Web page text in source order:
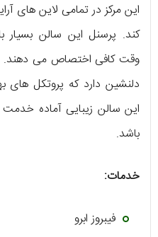
این مرکز در تمامی لاین های
کند. پرسنل این سالن بسیار
وقت کافی اختصاص می دهند.
دلنشین دارد که پروتکل
این سالن زیبایی آماده
باشد.
خدمات:
فیبروز ابرو